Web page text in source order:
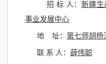
招 标 人： 新疆生
事业发展中心
地 址： 第七师胡杨
联 系 人： 薛伟聪